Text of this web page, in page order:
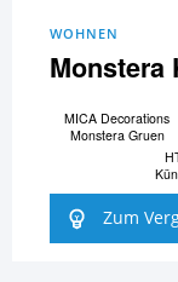
WOHNEN
Monstera
MICA Decorations
Monstera Gruen
Zum